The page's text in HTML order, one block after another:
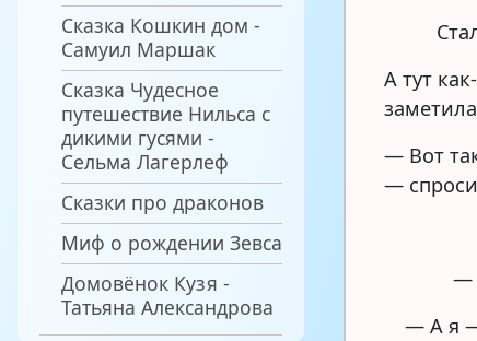
Сказка Кошкин дом -
Самуил Маршак
Сказка Чудесное
путешествие Нильса с
дикими гусями -
Сельма Лагерлеф
Сказки про драконов
Миф о рождении Зевса
Домовёнок Кузя -
Татьяна Александрова
А тут
— Вот
—
—
— А я